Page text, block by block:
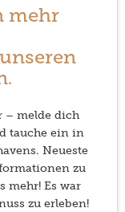
mehr
– melde dich
tauche ein in
Neueste
zu
mehr! Es war
zu erleben!